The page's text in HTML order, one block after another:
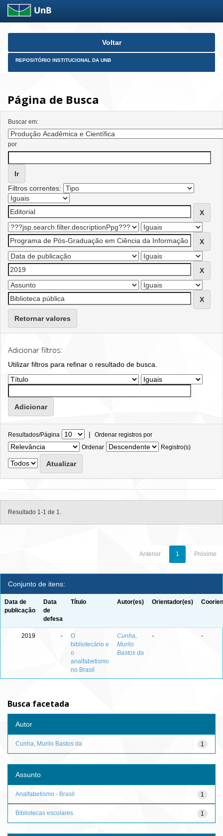
Skip
Voltar
REPOSITÓRIO INSTITUCIONAL DA UNB
Página de Busca
Buscar em:
por
Filtros correntes:
Retornar valores
Adicionar filtros:
Utilizar filtros para refinar o resultado de busca.
Resultados/Página | Ordenar registros por
Ordenar
Registro(s)
Resultado 1-1 de 1.
Anterior 1 Próximo
Conjunto de itens:
Data de
publicação
Data
de
defesa
Título Autor(es) Orientador(es)
2019 -
O
bibliotecário e
o
analfabetismo
no Brasil
Cunha,
Murilo
Bastos da
- -
Busca facetada
Autor
1
Cunha, Murilo Bastos da
Assunto
1
Analfabetismo - Brasil
1
Bibliotecas escolares